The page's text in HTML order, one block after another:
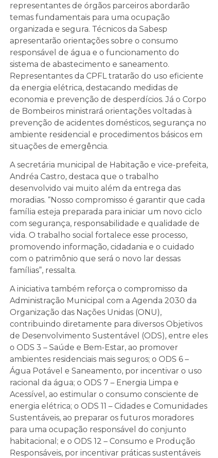
representantes de órgãos parceiros abordarão
temas fundamentais para uma ocupação
organizada e segura. Técnicos da Sabesp
apresentarão orientações sobre o consumo
responsável de água e o funcionamento do
sistema de abastecimento e saneamento.
Representantes da CPFL tratarão do uso eficiente
da energia elétrica, destacando medidas de
economia e prevenção de desperdícios. Já o Corpo
de Bombeiros ministrará orientações voltadas à
prevenção de acidentes domésticos, segurança no
ambiente residencial e procedimentos básicos em
situações de emergência.
A secretária municipal de Habitação e vice-prefeita,
Andréa Castro, destaca que o trabalho
desenvolvido vai muito além da entrega das
moradias. “Nosso compromisso é garantir que cada
família esteja preparada para iniciar um novo ciclo
com segurança, responsabilidade e qualidade de
vida. O trabalho social fortalece esse processo,
promovendo informação, cidadania e o cuidado
com o patrimônio que será o novo lar dessas
famílias”, ressalta.
A iniciativa também reforça o compromisso da
Administração Municipal com a Agenda 2030 da
Organização das Nações Unidas (ONU),
contribuindo diretamente para diversos Objetivos
de Desenvolvimento Sustentável (ODS), entre eles
o ODS 3 – Saúde e Bem-Estar, ao promover
ambientes residenciais mais seguros; o ODS 6 –
Água Potável e Saneamento, por incentivar o uso
racional da água; o ODS 7 – Energia Limpa e
Acessível, ao estimular o consumo consciente de
energia elétrica; o ODS 11 – Cidades e Comunidades
Sustentáveis, ao preparar os futuros moradores
para uma ocupação responsável do conjunto
habitacional; e o ODS 12 – Consumo e Produção
Responsáveis, por incentivar práticas sustentáveis